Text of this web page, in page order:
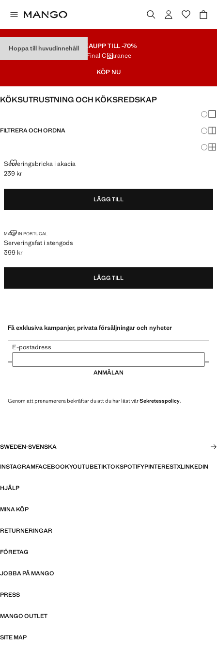
Hoppa till huvudinnehåll REAUPP TILL -70%
Final Clearance
KÖP NU
KÖKSUTRUSTNING OCH KÖKSREDSKAP
FILTRERA OCH ORDNA
Serveringsbricka i akacia
SERVERINGSBRICKA I AKACIA
Gällande pris [239 kr ]
239 kr
LÄGG TILL
MADE IN PORTUGAL
Serveringsfat i stengods
SERVERINGSFAT I STENGODS
Gällande pris [399 kr ]
399 kr
LÄGG TILL
Få exklusiva kampanjer, privata försäljningar och nyheter
E-postadress
ANMÄLAN
Genom att prenumerera bekräftar du att du har läst vårSekretesspolicy.
SWEDEN·SVENSKA
INSTAGRAMFACEBOOKYOUTUBETIKTOKSPOTIFYPINTERESTXLINKEDIN
HJÄLP
MINA KÖP
RETURNERINGAR
FÖRETAG
JOBBA PÅ MANGO
PRESS
MANGO OUTLET
SITE MAP